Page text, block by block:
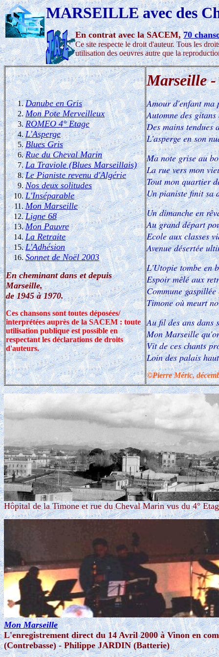
MARSEILLE avec des
En contrat avec la SACEM,70
Ce site respecte le droit d'auteur. Tous les
utilisation des oeuvres autre que la
Danube en Gris
Mon Pote Merveilleux
ROMEO 4° Etage
L'Asperge
Blues Gris
Rue du Cheval Marin
La Traviole (Blues Marseillais)
Le Pianiste revenu d'Algérie
Nos deux solitudes
L'Inséparable
Mon Marseille
Ligne 68
Mon Pauvre
La Retraite
L'Adhésion
Sonnet de Noël 2003
En cheminant dans et depuis
Marseille,
de 1945 à 1970.
Ces chansons sont toutes déposées/
interprétées auprès de la SACEM : toute
utilisation publique est possible en
respectant les déclarations de droits
d'auteurs.
Marseille -
Amour d'enfant ma
Automne des
Des mains tendues
L'asperge en son
Ma note grise au
La rue vers mon
Tout mon quartier
Un pianiste finit sa
Un dimanche en
Au grand départ
Ecole aux classes
Avenue désertée
L'Utopie tombe en
Espoir mêlé aux
Commune
Timone où meurt
Au fil des ans dans
Mon Marseille
Vit de ces chants
Loin des palais
©Pierre Méric,
Hôpital de la Timone et rue du Cheval Marin vus du 4°
Mon Marseille
L'enregistrement direct du 14 Avril 2000 à Vinon en
(Contrebasse) - Philippe JARDIN (Batterie)